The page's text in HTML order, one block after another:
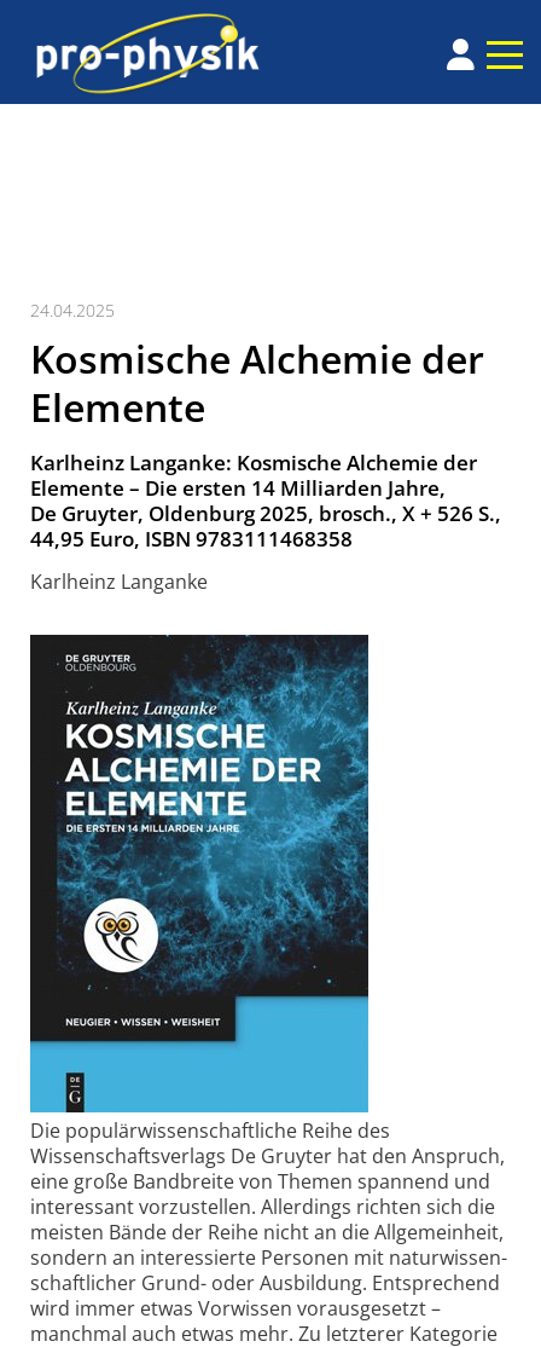
24.04.2025
Kosmische Alchemie der
Elemente
Karlheinz Langanke: Kosmische Alchemie der
Elemente – Die ersten 14 Milliarden Jahre,
De Gruyter, Oldenburg 2025, brosch., X + 526 S.,
44,95 Euro, ISBN 9783111468358
Karlheinz Langanke
Die populärwissenschaftliche Reihe des
Wissenschaftsverlags De Gruyter­ hat den Anspruch,
eine große Bandbreite von Themen spannend und
interessant vorzustellen. Allerdings richten sich die
meisten Bände der Reihe nicht an die Allgemeinheit,
sondern an interessierte Personen mit naturwissen­
schaftlicher Grund- oder Ausbildung. Entsprechend
wird immer etwas Vorwissen vorausgesetzt –
manchmal auch etwas mehr. Zu letzterer Kategorie